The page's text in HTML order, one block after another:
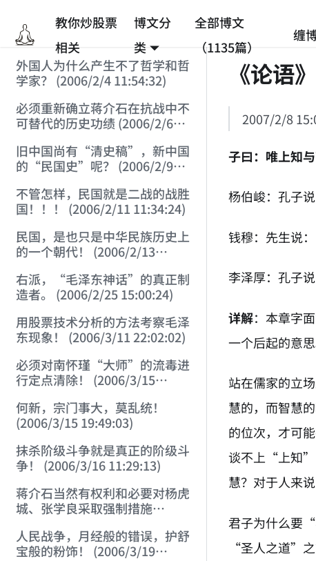
教你炒股票
相关
博文分
类
全部博文
（1135篇）
缠
外国人为什么产生不了哲学和哲
学家？ (2006/2/4 11:54:32)
必须重新确立蒋介石在抗战中不
可替代的历史功绩 (2006/2/6
旧中国尚有“清史稿”，新中国
的“民国史”呢？ (2006/2/9
不管怎样，民国就是二战的战胜
国！！！ (2006/2/11 11:34:24)
民国，是也只是中华民族历史上
的一个朝代！ (2006/2/13
右派，“毛泽东神话”的真正制
造者。 (2006/2/25 15:00:24)
用股票技术分析的方法考察毛泽
东现象！ (2006/3/11 22:02:02)
必须对南怀瑾“大师”的流毒进
行定点清除！ (2006/3/15
何新，宗门事大，莫乱统！
(2006/3/15 19:49:03)
抹杀阶级斗争就是真正的阶级斗
争！ (2006/3/16 11:29:13)
蒋介石当然有权利和必要对杨虎
城、张学良采取强制措施
人民战争，月经般的错误，护舒
宝般的粉饰！ (2006/3/19
《论语
2007/2/8
子曰：唯上知与
杨伯峻：孔子
钱穆：先生说
李泽厚：孔子
详解：本章字
一个后起的意
站在儒家的立
慧的，而智慧
的位次，才可
谈不上“上知”
慧？对于人来
君子为什么要
“圣人之道”